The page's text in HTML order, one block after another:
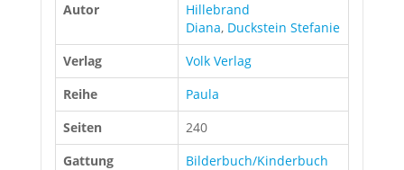
Autor
Hillebrand
Diana, Duckstein Stefanie
Verlag
Volk Verlag
Reihe
Paula
Seiten
240
Gattung
Bilderbuch/Kinderbuch